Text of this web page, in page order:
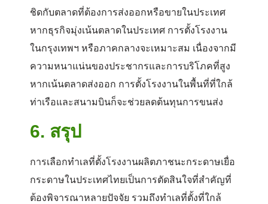
ชิดกับตลาดที่ต้องการส่งออกหรือขายในประเทศ
หากธุรกิจมุ่งเน้นตลาดในประเทศ การตั้งโรงงาน
ในกรุงเทพฯ หรือภาคกลางจะเหมาะสม เนื่องจากมี
ความหนาแน่นของประชากรและการบริโภคที่สูง
หากเน้นตลาดส่งออก การตั้งโรงงานในพื้นที่ที่ใกล้
ท่าเรือและสนามบินก็จะช่วยลดต้นทุนการขนส่ง
6. สรุป
การเลือกทำเลที่ตั้งโรงงานผลิตภาชนะกระดาษเยื่อ
กระดาษในประเทศไทยเป็นการตัดสินใจที่สำคัญที่
ต้องพิจารณาหลายปัจจัย รวมถึงทำเลที่ตั้งที่ใกล้